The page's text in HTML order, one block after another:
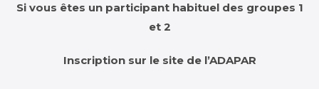
Si vous êtes un participant habituel des groupes 1
et 2
Inscription sur le site de l’ADAPAR